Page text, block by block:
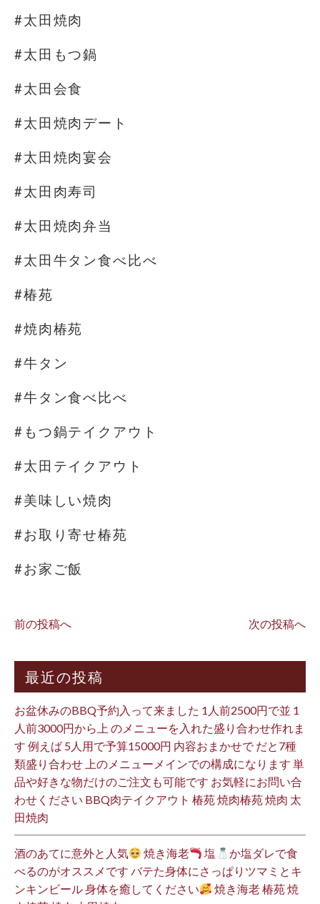
#太田焼肉
#太田もつ鍋
#太田会食
#太田焼肉デート
#太田焼肉宴会
#太田肉寿司
#太田焼肉弁当
#太田牛タン食べ比べ
#椿苑
#焼肉椿苑
#牛タン
#牛タン食べ比べ
#もつ鍋テイクアウト
#太田テイクアウト
#美味しい焼肉
#お取り寄せ椿苑
#お家ご飯
前の投稿へ 次の投稿へ
最近の投稿
お盆休みのBBQ予約入って来ました 1人前2500円で並 1
人前3000円から上 のメニューを入れた盛り合わせ作れま
す 例えば 5人用で予算15000円 内容おまかせで だと7種
類盛り合わせ 上のメニューメインでの構成になります 単
品や好きな物だけのご注文も可能です お気軽にお問い合
わせください BBQ肉テイクアウト 椿苑 焼肉椿苑 焼肉 太
田焼肉
酒のあてに意外と人気 焼き海老 塩
か塩ダレで食
べるのがオススメです バテた身体にさっぱりツマミとキ
ンキンビール 身体を癒してください
焼き海老 椿苑 焼